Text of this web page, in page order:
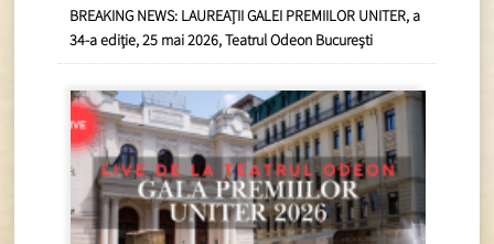
BREAKING NEWS: LAUREAȚII GALEI PREMIILOR UNITER, a
34-a ediție, 25 mai 2026, Teatrul Odeon București